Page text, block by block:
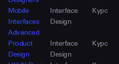
Mobile
Interfaces
Advanced
Interface
Design
Курс
Product
Design
Interface
Design
Курс